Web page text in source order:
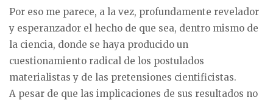
Por eso me parece, a la vez, profundamente revelador
y esperanzador el hecho de que sea, dentro mismo de
la ciencia, donde se haya producido un
cuestionamiento radical de los postulados
materialistas y de las pretensiones cientificistas.
A pesar de que las implicaciones de sus resultados no